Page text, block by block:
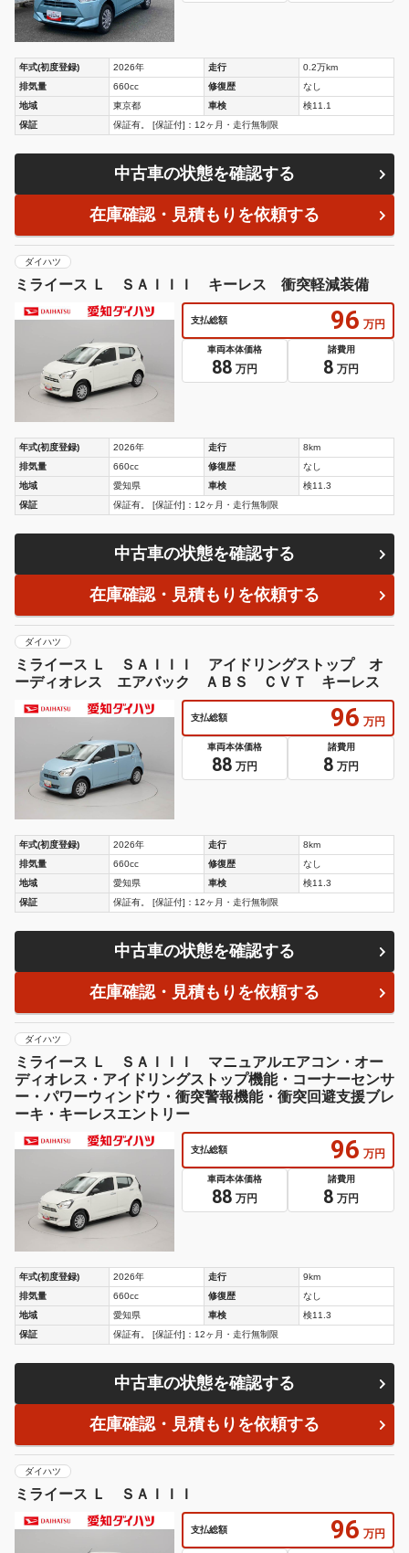
年式(初度登録) 2026年 走行
0.2万km
排気量
660cc 修復歴
なし
地域
東京都 車検
検11.1
保証
保証有。 [保証付]：12ヶ月・走行無制限
中古車の状態を確認する
在庫確認・見積もりを依頼する
ダイハツ
ミライース Ｌ ＳＡＩＩＩ キーレス 衝突軽減装備
支払総額 96 万円
車両本体価格
88 万円
諸費用
8 万円
年式(初度登録) 2026年 走行
8km
排気量
660cc 修復歴
なし
地域
愛知県 車検
検11.3
保証
保証有。 [保証付]：12ヶ月・走行無制限
中古車の状態を確認する
在庫確認・見積もりを依頼する
ダイハツ
ミライース Ｌ ＳＡＩＩＩ アイドリングストップ オ
ーディオレス エアバック ＡＢＳ ＣＶＴ キーレス
支払総額 96 万円
車両本体価格
88 万円
諸費用
8 万円
年式(初度登録) 2026年 走行
8km
排気量
660cc 修復歴
なし
地域
愛知県 車検
検11.3
保証
保証有。 [保証付]：12ヶ月・走行無制限
中古車の状態を確認する
在庫確認・見積もりを依頼する
ダイハツ
ミライース Ｌ ＳＡＩＩＩ マニュアルエアコン・オー
ディオレス・アイドリングストップ機能・コーナーセンサ
ー・パワーウィンドウ・衝突警報機能・衝突回避支援ブレ
ーキ・キーレスエントリー
支払総額 96 万円
車両本体価格
88 万円
諸費用
8 万円
年式(初度登録) 2026年 走行
9km
排気量
660cc 修復歴
なし
地域
愛知県 車検
検11.3
保証
保証有。 [保証付]：12ヶ月・走行無制限
中古車の状態を確認する
在庫確認・見積もりを依頼する
ダイハツ
ミライース Ｌ ＳＡＩＩＩ
支払総額 96 万円